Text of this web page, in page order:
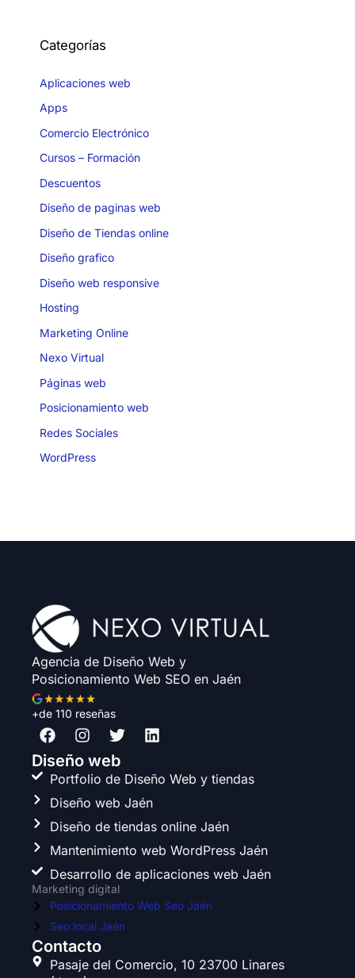
Categorías
Aplicaciones web
Apps
Comercio Electrónico
Cursos – Formación
Descuentos
Diseño de paginas web
Diseño de Tiendas online
Diseño grafico
Diseño web responsive
Hosting
Marketing Online
Nexo Virtual
Páginas web
Posicionamiento web
Redes Sociales
WordPress
Agencia de Diseño Web y
Posicionamiento Web SEO en Jaén
+de 110 reseñas
F
a
c
e
b
o
o
k
I
n
s
t
a
g
r
a
m
T
w
i
t
t
e
r
L
i
k
e
d
i
n
Diseño web
Portfolio de Diseño Web y tiendas
Diseño web Jaén
Diseño de tiendas online Jaén
Mantenimiento web WordPress Jaén
Desarrollo de aplicaciones web Jaén
Marketing digital
Posicionamiento Web Seo Jaén
Seo local Jaén
Contacto
Pasaje del Comercio, 10 23700 Linares